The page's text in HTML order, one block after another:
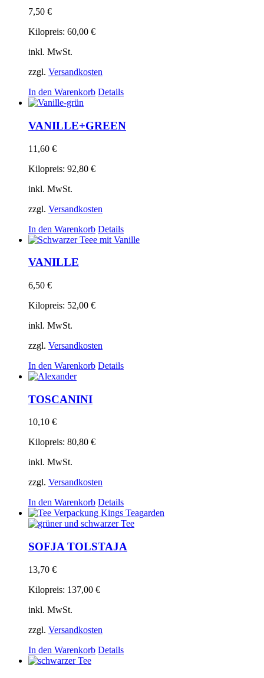
7,50 €
Kilopreis: 60,00 €
inkl. MwSt.
zzgl. Versandkosten
In den Warenkorb Details
VANILLE+GREEN
11,60 €
Kilopreis: 92,80 €
inkl. MwSt.
zzgl. Versandkosten
In den Warenkorb Details
VANILLE
6,50 €
Kilopreis: 52,00 €
inkl. MwSt.
zzgl. Versandkosten
In den Warenkorb Details
TOSCANINI
10,10 €
Kilopreis: 80,80 €
inkl. MwSt.
zzgl. Versandkosten
In den Warenkorb Details
SOFJA TOLSTAJA
13,70 €
Kilopreis: 137,00 €
inkl. MwSt.
zzgl. Versandkosten
In den Warenkorb Details